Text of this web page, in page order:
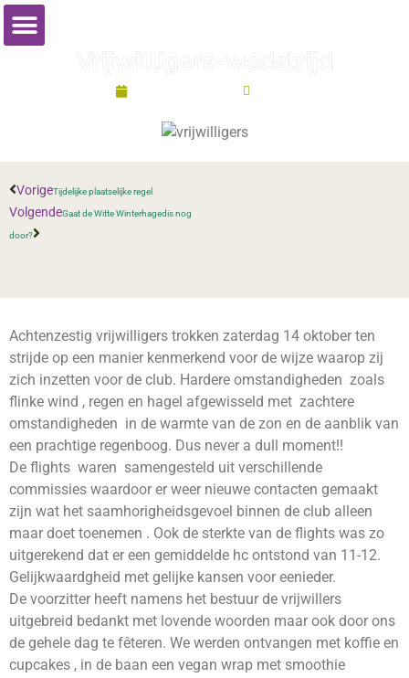
VorigeTijdelijke plaatselijke regel
VolgendeGaat de Witte Winterhagedis nog
door?
Achtenzestig vrijwilligers trokken zaterdag 14 oktober ten
strijde op een manier kenmerkend voor de wijze waarop zij
zich inzetten voor de club. Hardere omstandigheden zoals
flinke wind , regen en hagel afgewisseld met zachtere
omstandigheden in de warmte van de zon en de aanblik van
een prachtige regenboog. Dus never a dull moment!!
De flights waren samengesteld uit verschillende
commissies waardoor er weer nieuwe contacten gemaakt
zijn wat het saamhorigheidsgevoel binnen de club alleen
maar doet toenemen . Ook de sterkte van de flights was zo
uitgerekend dat er een gemiddelde hc ontstond van 11-12.
Gelijkwaardgheid met gelijke kansen voor eenieder.
De voorzitter heeft namens het bestuur de vrijwillers
uitgebreid bedankt met lovende woorden maar ook door ons
de gehele dag te fêteren. We werden ontvangen met koffie en
cupcakes , in de baan een vegan wrap met smoothie